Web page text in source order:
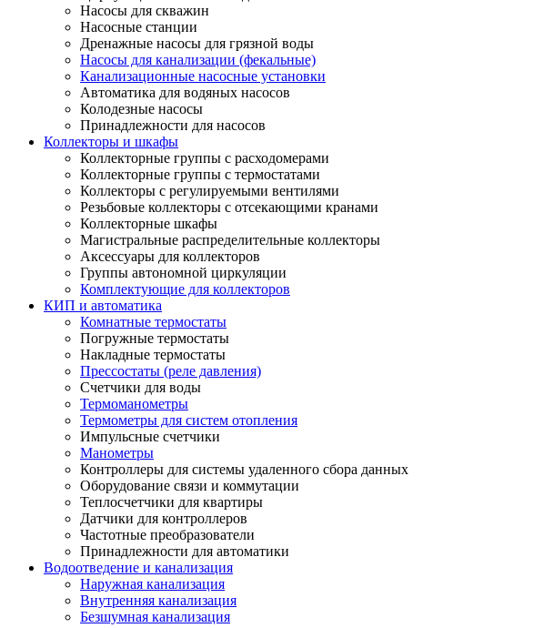
Насосы для скважин
Насосные станции
Дренажные насосы для грязной воды
Насосы для канализации (фекальные)
Канализационные насосные установки
Автоматика для водяных насосов
Колодезные насосы
Принадлежности для насосов
Коллекторы и шкафы
Коллекторные группы с расходомерами
Коллекторные группы с термостатами
Коллекторы с регулируемыми вентилями
Резьбовые коллекторы с отсекающими кранами
Коллекторные шкафы
Магистральные распределительные коллекторы
Аксессуары для коллекторов
Группы автономной циркуляции
Комплектующие для коллекторов
КИП и автоматика
Комнатные термостаты
Погружные термостаты
Накладные термостаты
Прессостаты (реле давления)
Счетчики для воды
Термоманометры
Термометры для систем отопления
Импульсные счетчики
Манометры
Контроллеры для системы удаленного сбора данных
Оборудование связи и коммутации
Теплосчетчики для квартиры
Датчики для контроллеров
Частотные преобразователи
Принадлежности для автоматики
Водоотведение и канализация
Наружная канализация
Внутренняя канализация
Безшумная канализация